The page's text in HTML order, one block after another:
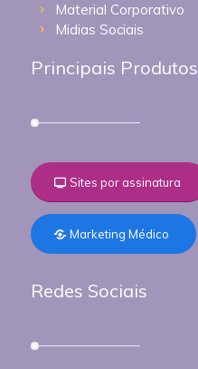
Material Corporativo
Midias Sociais
Principais Produtos
Sites por assinatura
Marketing Médico
Redes Sociais